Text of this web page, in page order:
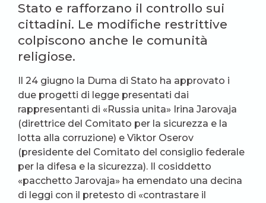
Stato e rafforzano il controllo sui
cittadini. Le modifiche restrittive
colpiscono anche le comunità
religiose.
Il 24 giugno la Duma di Stato ha approvato i
due progetti di legge presentati dai
rappresentanti di «Russia unita» Irina Jarovaja
(direttrice del Comitato per la sicurezza e la
lotta alla corruzione) e Viktor Oserov
(presidente del Comitato del consiglio federale
per la difesa e la sicurezza). Il cosiddetto
«pacchetto Jarovaja» ha emendato una decina
di leggi con il pretesto di «contrastare il